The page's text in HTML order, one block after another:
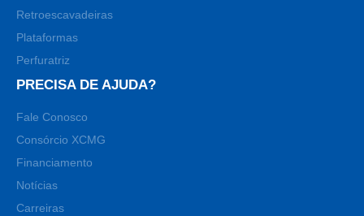
Retroescavadeiras
Plataformas
Perfuratriz
PRECISA DE AJUDA?
Fale Conosco
Consórcio XCMG
Financiamento
Notícias
Carreiras